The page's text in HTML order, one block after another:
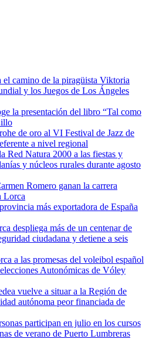
camino de la piragüista Viktoria
y los Juegos de Los Ángeles
la presentación del libro “Tal como
de oro al VI Festival de Jazz de
a nivel regional
Red Natura 2000 a las fiestas y
y núcleos rurales durante agosto
Romero ganan la carrera
Lorca
más exportadora de España
despliega más de un centenar de
ciudadana y detiene a seis
a las promesas del voleibol español
Autonómicas de Vóley
vuelve a situar a la Región de
autónoma peor financiada de
participan en julio en los cursos
de verano de Puerto Lumbreras